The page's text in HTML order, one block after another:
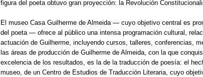
figura del poeta obtuvo gran proyección: la Revolución
El museo Casa Guilherme de Almeida — cuyo objetivo central es
del poeta — ofrece al público una intensa programación cultural,
actuación de Guilherme, incluyendo cursos, talleres, conferencias,
las áreas de producción de Guilherme de Almeida, con la que
excelencia de los resultados, es la de la traducción de poesía: el
museo, de un Centro de Estudios de Traducción Literaria, cuyo